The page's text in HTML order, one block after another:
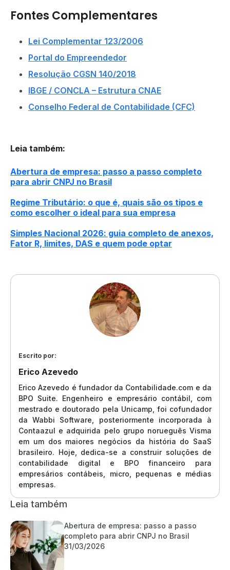
Fontes Complementares
Lei Complementar 123/2006
Portal do Empreendedor
Resolução CGSN 140/2018
IBGE / CONCLA – Estrutura CNAE
Conselho Federal de Contabilidade (CFC)
Leia também:
Abertura de empresa: passo a passo completo
para abrir CNPJ no Brasil
Regime Tributário: o que é, quais são os tipos e
como escolher o ideal para sua empresa
Simples Nacional 2026: guia completo de anexos,
Fator R, limites, DAS e quem pode optar
Escrito por:
Erico Azevedo
Erico Azevedo é fundador da Contabilidade.com e da
BPO Suite. Engenheiro e empresário contábil, com
mestrado e doutorado pela Unicamp, foi cofundador
da Wabbi Software, posteriormente incorporada à
Contaazul e adquirida pelo grupo norueguês Visma
em um dos maiores negócios da história do SaaS
brasileiro. Hoje, dedica-se a construir soluções de
contabilidade digital e BPO financeiro para
empresários contábeis, micro, pequenas e médias
empresas.
Leia também
Abertura de empresa: passo a passo
completo para abrir CNPJ no Brasil
31/03/2026